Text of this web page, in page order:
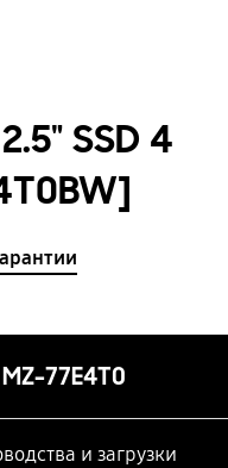
SSD 4
MZ-77E4T0
и загрузки